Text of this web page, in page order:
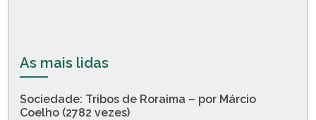
As mais lidas
Sociedade: Tribos de Roraima – por Márcio
Coelho (2782 vezes)